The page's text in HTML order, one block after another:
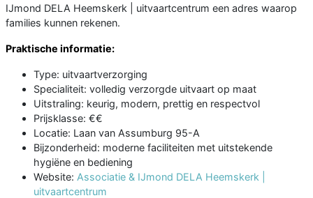
IJmond DELA Heemskerk | uitvaartcentrum een adres waarop
families kunnen rekenen.
Praktische informatie:
Type: uitvaartverzorging
Specialiteit: volledig verzorgde uitvaart op maat
Uitstraling: keurig, modern, prettig en respectvol
Prijsklasse: €€
Locatie: Laan van Assumburg 95-A
Bijzonderheid: moderne faciliteiten met uitstekende
hygiëne en bediening
Website: Associatie & IJmond DELA Heemskerk |
uitvaartcentrum